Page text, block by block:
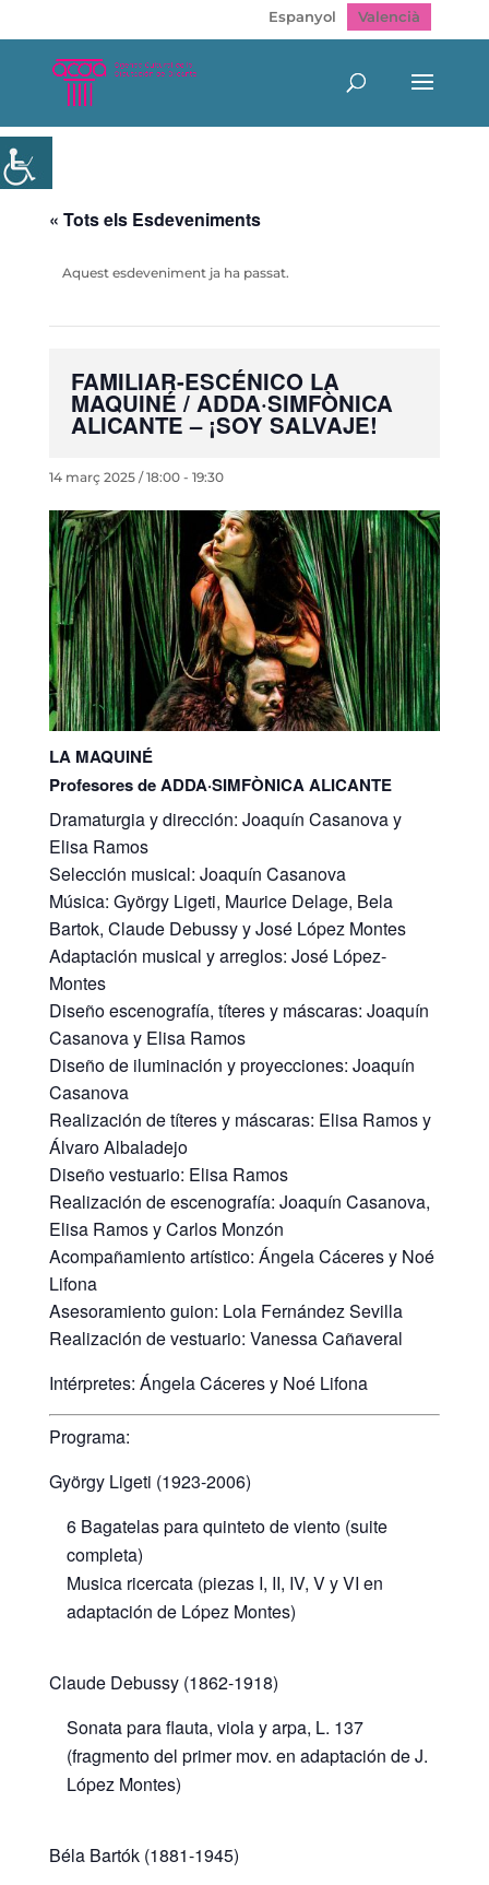
Espanyol Valencià
« Tots els Esdeveniments
Aquest esdeveniment ja ha passat.
FAMILIAR-ESCÉNICO LA
MAQUINÉ / ADDA·SIMFÒNICA
ALICANTE – ¡SOY SALVAJE!
14 març 2025 / 18:00- 19:30
LA MAQUINÉ
Profesores de ADDA·SIMFÒNICA ALICANTE
Dramaturgia y dirección: Joaquín Casanova y
Elisa Ramos
Selección musical: Joaquín Casanova
Música: György Ligeti, Maurice Delage, Bela
Bartok, Claude Debussy y José López Montes
Adaptación musical y arreglos: José López-
Montes
Diseño escenografía, títeres y máscaras: Joaquín
Casanova y Elisa Ramos
Diseño de iluminación y proyecciones: Joaquín
Casanova
Realización de títeres y máscaras: Elisa Ramos y
Álvaro Albaladejo
Diseño vestuario: Elisa Ramos
Realización de escenografía: Joaquín Casanova,
Elisa Ramos y Carlos Monzón
Acompañamiento artístico: Ángela Cáceres y Noé
Lifona
Asesoramiento guion: Lola Fernández Sevilla
Realización de vestuario: Vanessa Cañaveral
Intérpretes: Ángela Cáceres y Noé Lifona
Programa:
György Ligeti (1923-2006)
6 Bagatelas para quinteto de viento (suite
completa)
Musica ricercata (piezas I, II, IV, V y VI en
adaptación de López Montes)
Claude Debussy (1862-1918)
Sonata para flauta, viola y arpa, L. 137
(fragmento del primer mov. en adaptación de J.
López Montes)
Béla Bartók (1881-1945)